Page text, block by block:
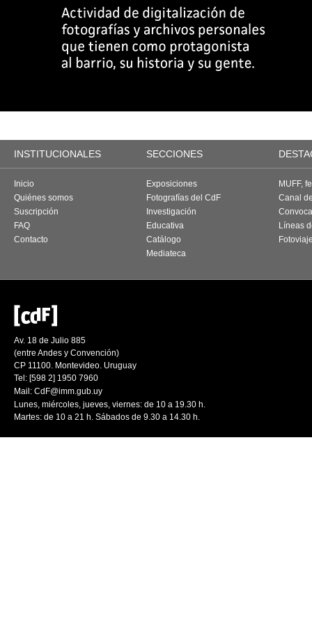
INSTITUCIONALES SECCIONES
Inicio
Quiénes somos
Suscripción
FAQ
Contacto
Exposiciones
Fotografías del CdF
Investigación
Educativa
Catálogo
Mediateca
MUFF,
Canal
Líneas
Av. 18 de Julio 885
(entre Andes y Convención)
CP 11100. Montevideo. Uruguay
Tel: [598 2] 1950 7960
Mail: CdF@imm.gub.uy
Lunes, miércoles, jueves, viernes: de 10 a 19.30 h.
Martes: de 10 a 21 h. Sábados de 9.30 a 14.30 h.